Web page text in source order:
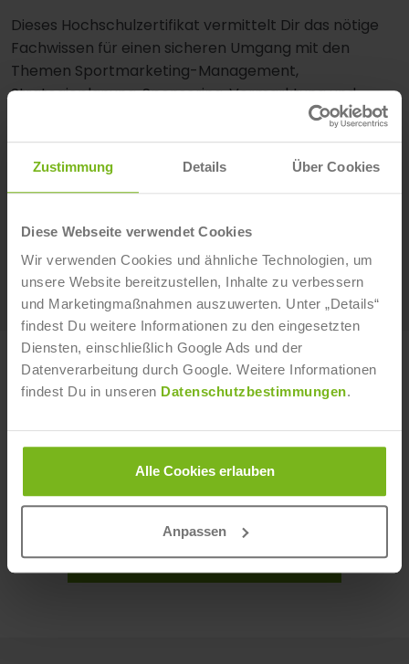
Zustimmung Details Über Cookies
Diese Webseite verwendet Cookies
Wir verwenden Cookies und ähnliche Technologien, um
unsere Website bereitzustellen, Inhalte zu verbessern
und Marketingmaßnahmen auszuwerten. Unter „Details“
findest Du weitere Informationen zu den eingesetzten
Diensten, einschließlich Google Ads und der
Datenverarbeitung durch Google. Weitere Informationen
findest Du in unseren Datenschutzbestimmungen.
Alle Cookies erlauben
Anpassen
Dieses Hochschulzertifikat vermittelt Dir das nötige
Fachwissen für einen sicheren Umgang mit den
Themen Sportmarketing-Management,
Strategieplanung, Sponsoring, Vermarktung und
Nach Abschluss kannst Du beispielsweise
in einer Agentur im Bereich Sportmarketing
die Marketingabteilung von Vereinen unterstützen.
Verbänden dabei helfen, ihre Sportart noch besser
zu vermarkten.
BEQUEM ONLINE ANMELDEN!
Wunsch-Studium. Du kannst Deine Anmeldung 4
JETZT ANMELDEN